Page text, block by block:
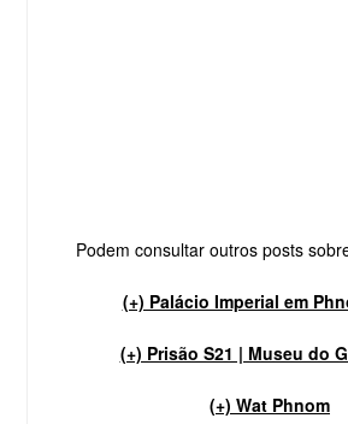
Podem consultar outros posts
(+) Palácio Imperial em
(+) Prisão S21 | Museu do
(+) Wat Phnom